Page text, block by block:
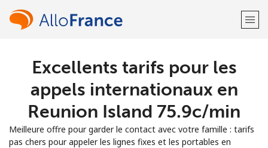
Bienvenue!
Vous avez déjà un compte?
S'enregistrer avec
Excellents tarifs pour les
appels internationaux en
Reunion Island ⁦75.9c⁩/min
Meilleure offre pour garder le contact avec votre famille : tarifs
pas chers pour appeler les lignes fixes et les portables en